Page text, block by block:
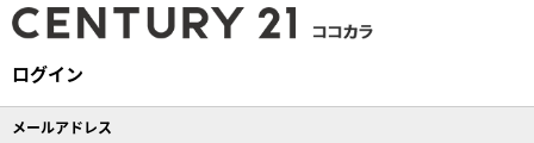
ログイン
メールアドレス